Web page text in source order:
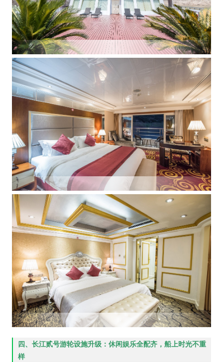
四、长江贰号游轮设施升级：休闲娱乐全配齐，船上时光不重
样